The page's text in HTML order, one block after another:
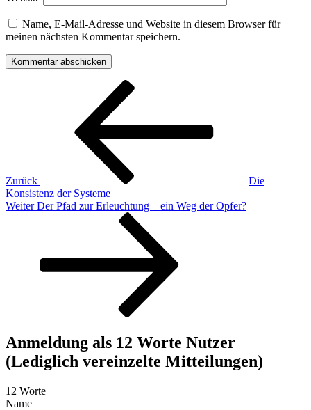
Name, E-Mail-Adresse und Website in diesem Browser für
meinen nächsten Kommentar speichern.
Beitragsnavigation
Zurück
Die
Konsistenz der Systeme
Nächster
Weiter Der Pfad zur Erleuchtung – ein Weg der Opfer?
Anmeldung als 12 Worte Nutzer
(Lediglich vereinzelte Mitteilungen)
12 Worte
Name